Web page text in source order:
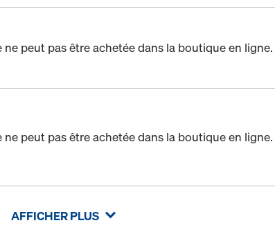
ne peut pas être achetée dans la boutique en ligne.
ne peut pas être achetée dans la boutique en ligne.
AFFICHER PLUS